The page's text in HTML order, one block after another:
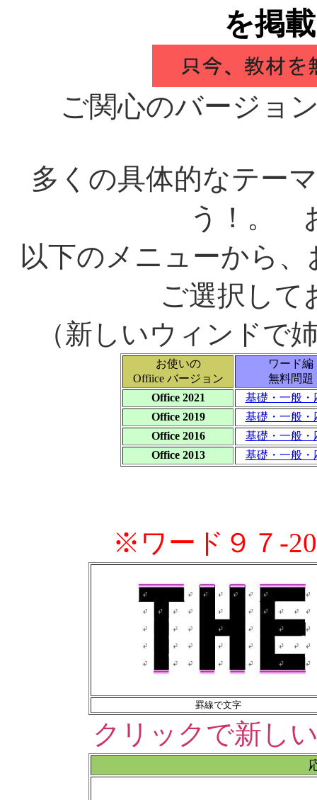
を掲
ご関心のバージョ
多くの具体的なテー
う！。
以下のメニューから
ご選択して
（新しいウィンドで
お使いの
Offiice バージョン
ワード編
無料問題
Office 2021
基礎・一般・
Office 2019
基礎・一般・
Office 2016
基礎・一般・
Office 2013
基礎・一般・
※ワード９７-
罫線で文字
クリックで新し